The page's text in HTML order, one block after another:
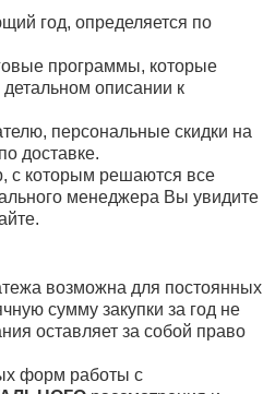
год, определяется по
программы, которые
детальном описании к
персональные скидки на
доставке.
с которым решаются все
менеджера Вы увидите
возможна для постоянных
сумму закупки за год не
оставляет за собой право
форм работы с